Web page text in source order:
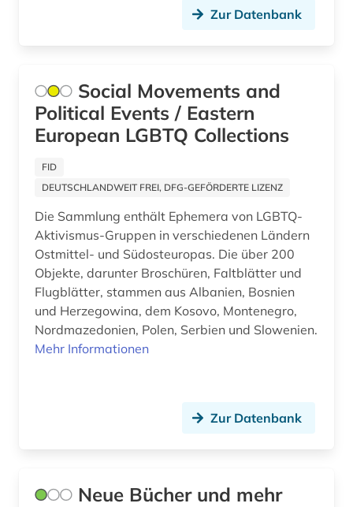
open access (1)
opposition (1)
oral history (1)
orientalistik (1)
osmanisch (1)
osmanisches reich (3)
ostasien (1)
osteuropa (13)
polen (1)
Palaestina (3)
Rheinland-Pfalz (1)
Rumänien (13)
Schweiz (1)
Serbien (17)
Slowakei (13)
Slowenien (15)
Tuerkei (4)
Zur Datenbank
Social Movements and
Political Events / Eastern
European LGBTQ Collections
FID
DEUTSCHLANDWEIT FREI, DFG-GEFÖRDERTE LIZENZ
Die Sammlung enthält Ephemera von LGBTQ-
Aktivismus-Gruppen in verschiedenen Ländern
Ostmittel- und Südosteuropas. Die über 200
Objekte, darunter Broschüren, Faltblätter und
Flugblätter, stammen aus Albanien, Bosnien
und Herzegowina, dem Kosovo, Montenegro,
Nordmazedonien, Polen, Serbien und Slowenien.
Mehr Informationen
Zur Datenbank
Neue Bücher und mehr